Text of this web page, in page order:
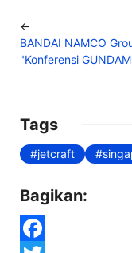
←
BANDAI NAMCO
"Konferensi
Tags
jetcraft
Bagikan: